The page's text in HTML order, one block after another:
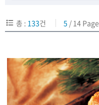
총 : 133건 5 / 14 Page